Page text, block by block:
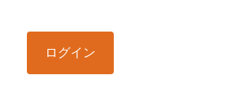
ログイン